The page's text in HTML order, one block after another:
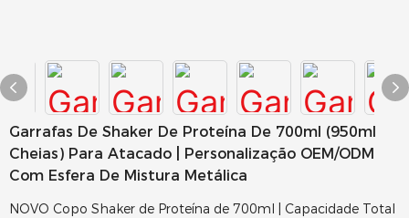
Garrafas De Shaker De Proteína De 700ml (950ml
Cheias) Para Atacado | Personalização OEM/ODM
Com Esfera De Mistura Metálica
NOVO Copo Shaker de Proteína de 700ml | Capacidade Total